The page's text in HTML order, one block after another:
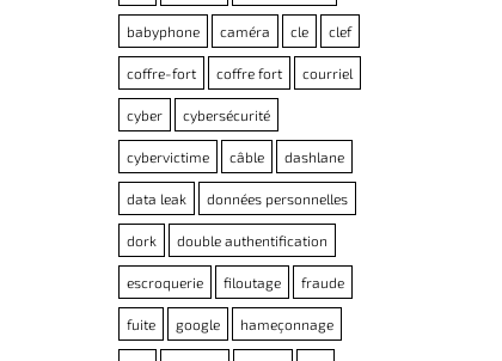
babyphone caméra cle clef
coffre-fort coffre fort courriel
cyber cybersécurité
cybervictime câble dashlane
data leak données personnelles
dork double authentification
escroquerie filoutage fraude
fuite google hameçonnage